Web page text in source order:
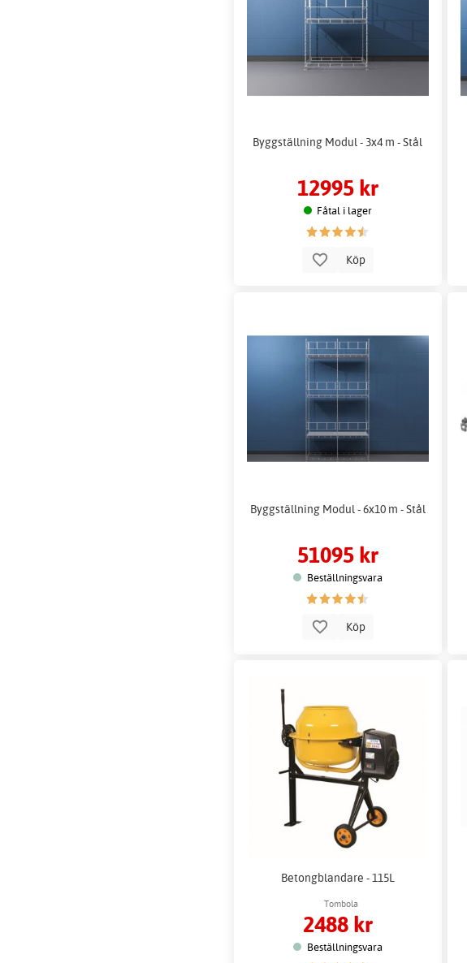
Byggställning Modul - 3x4 m - Stål
12995 kr
Fåtal i lager
Köp
Byggställning Modul - 6x10 m - Stål
51095 kr
Beställningsvara
Köp
Betongblandare - 115L
Tombola
2488 kr
Beställningsvara